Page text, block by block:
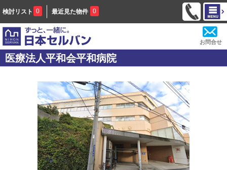
検討リスト 0 最近見た物件 0
お問合せ
医療法人平和会平和病院